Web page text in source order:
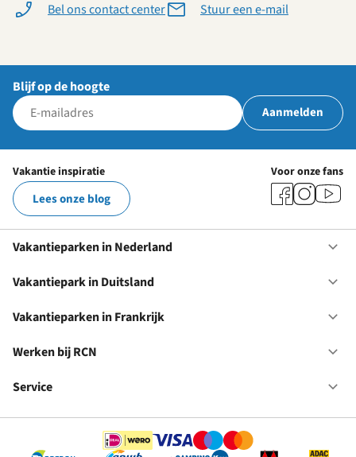
Bel ons contact center Stuur een e-mail
Blijf op de hoogte
Aanmelden
Vakantie inspiratie
Lees onze blog
Voor onze fans
Vakantieparken in Nederland
Vakantiepark in Duitsland
Vakantieparken in Frankrijk
Werken bij RCN
Service